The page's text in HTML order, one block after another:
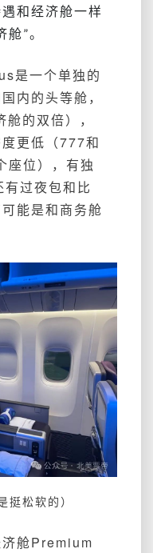
和经济舱一样
”。
是一个单独的
内的头等舱，
的双倍），
更低（777和
座位），有独
过夜包和比
能是和商务舱
挺松软的）
舱Premium